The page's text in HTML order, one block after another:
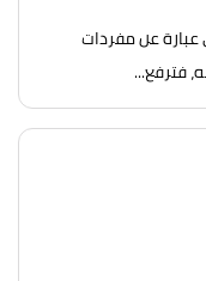
عن مفردات
فترفع...